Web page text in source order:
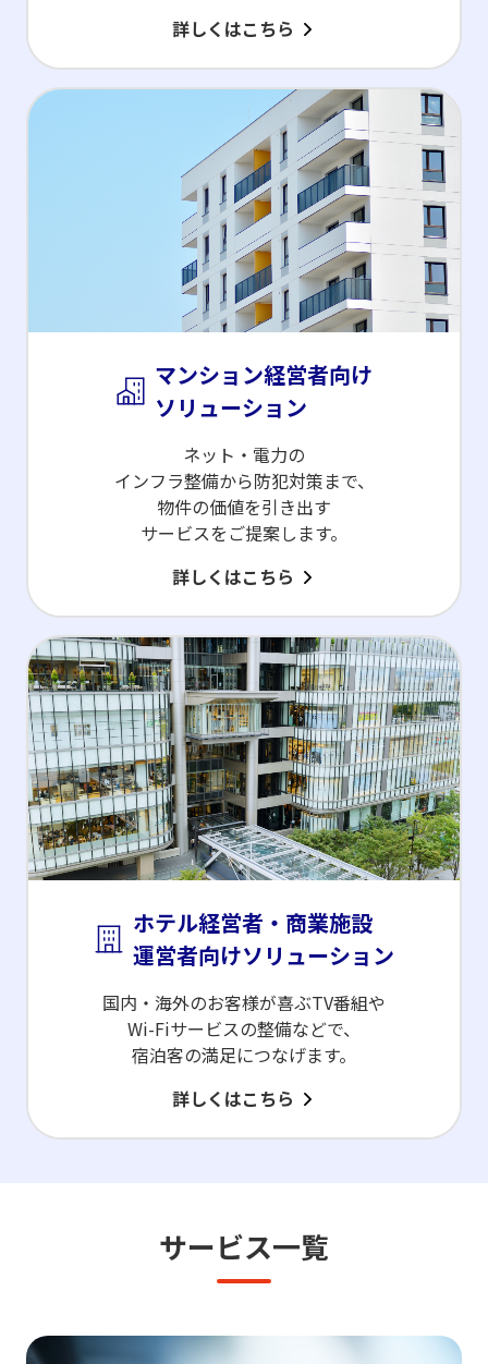
詳しくはこちら
マンション経営者向け
ソリューション
ネット・電力の
インフラ整備から防犯対策まで、
物件の価値を引き出す
サービスをご提案します。
詳しくはこちら
ホテル経営者・商業施設
運営者向けソリューション
国内・海外のお客様が喜ぶTV番組や
Wi-Fiサービスの整備などで、
宿泊客の満足につなげます。
詳しくはこちら
サービス一覧